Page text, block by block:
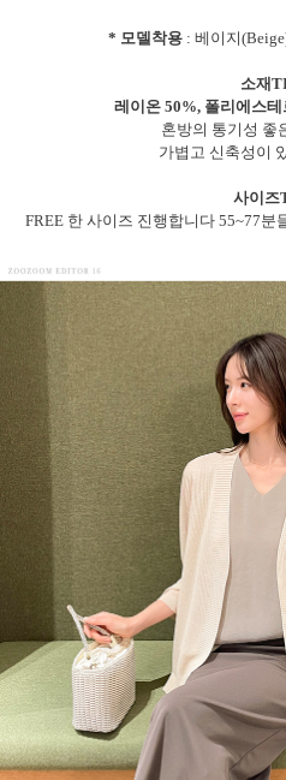
* 모델착용: 베이지
소재
레이온 50%, 폴리에스
혼방의 통기성 좋
가볍고 신축성이
사이즈
FREE 한 사이즈 진행합니다 55~77